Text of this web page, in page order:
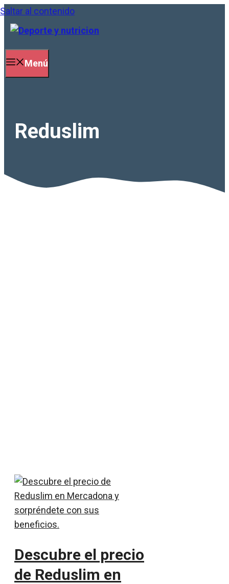
Saltar al contenido
Menú
Reduslim
Descubre el precio
de Reduslim en